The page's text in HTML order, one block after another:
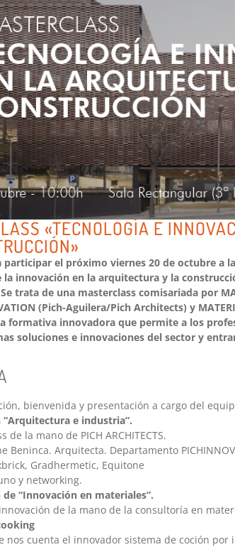
«TECNOLOGÍA E
participar el próximo viernes 20 de octubre a
la innovación en la arquitectura y la
trata de una masterclass comisariada por
(Pich-Aguilera/Pich Architects) y
formativa innovadora que permite a los
soluciones e innovaciones del sector y
bienvenida y presentación a cargo del
“Arquitectura e industria”.
de la mano de PICH ARCHITECTS.
Beninca. Arquitecta. Departamento
Gradhermetic, Equitone
y networking.
de “Innovación en materiales”.
de la mano de la consultoría en
nos cuenta el innovador sistema de coción por